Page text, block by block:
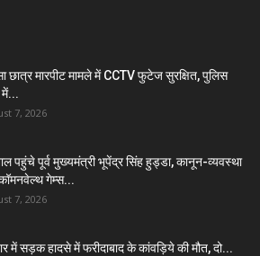
छात्र मारपीट मामले में CCTV फुटेज सुरक्षित, पुलिस
7, 2026
पहुंचे पूर्व मुख्यमंत्री भूपेंद्र सिंह हुड्डा, कानून-व्यवस्था
गेम्स...
7, 2026
में सड़क हादसे में फरीदाबाद के कांवड़िये की मौत, दो...